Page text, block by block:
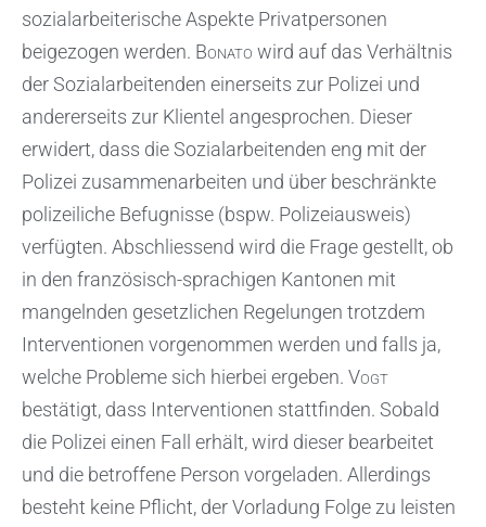
sozialarbeiterische Aspekte Privatpersonen
beigezogen werden. Bonato wird auf das Verhältnis
der Sozialarbeitenden einerseits zur Polizei und
andererseits zur Klientel angesprochen. Dieser
erwidert, dass die Sozialarbeitenden eng mit der
Polizei zusammenarbeiten und über beschränkte
polizeiliche Befugnisse (bspw. Polizeiausweis)
verfügten. Abschliessend wird die Frage gestellt, ob
in den französisch-sprachigen Kantonen mit
mangelnden gesetzlichen Regelungen trotzdem
Interventionen vorgenommen werden und falls ja,
welche Probleme sich hierbei ergeben. Vogt
bestätigt, dass Interventionen stattfinden. Sobald
die Polizei einen Fall erhält, wird dieser bearbeitet
und die betroffene Person vorgeladen. Allerdings
besteht keine Pflicht, der Vorladung Folge zu leisten